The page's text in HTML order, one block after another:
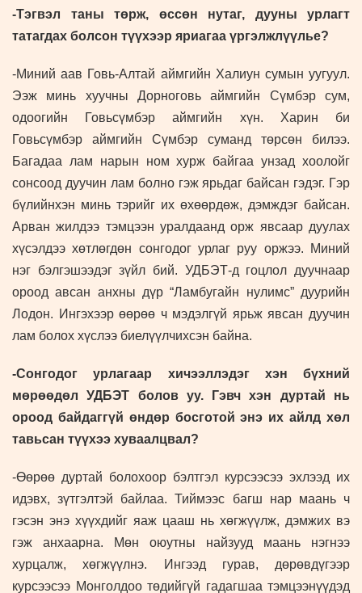
-Тэгвэл таны төрж, өссөн нутаг, дууны урлагт
татагдах болсон түүхээр яриагаа үргэлжлүүлье?
-Миний аав Говь-Алтай аймгийн Халиун сумын уугуул.
Ээж минь хуучны Дорноговь аймгийн Сүмбэр сум,
одоогийн Говьсүмбэр аймгийн хүн. Харин би
Говьсүмбэр аймгийн Сүмбэр суманд төрсөн билээ.
Багадаа лам нарын ном хурж байгаа унзад хоолойг
сонсоод дуучин лам болно гэж ярьдаг байсан гэдэг. Гэр
бүлийнхэн минь тэрийг их өхөөрдөж, дэмждэг байсан.
Арван жилдээ тэмцээн уралдаанд орж явсаар дуулах
хүсэлдээ хөтлөгдөн сонгодог урлаг руу оржээ. Миний
нэг бэлгэшээдэг зүйл бий. УДБЭТ-д гоцлол дуучнаар
ороод авсан анхны дүр “Ламбугайн нулимс” дуурийн
Лодон. Ингэхээр өөрөө ч мэдэлгүй ярьж явсан дуучин
лам болох хүслээ биелүүлчихсэн байна.
-Сонгодог урлагаар хичээллэдэг хэн бүхний
мөрөөдөл УДБЭТ болов уу. Гэвч хэн дуртай нь
ороод байдаггүй өндөр босготой энэ их айлд хөл
тавьсан түүхээ хуваалцвал?
-Өөрөө дуртай болохоор бэлтгэл курсээсээ эхлээд их
идэвх, зүтгэлтэй байлаа. Тиймээс багш нар маань ч
гэсэн энэ хүүхдийг яаж цааш нь хөгжүүлж, дэмжих вэ
гэж анхаарна. Мөн оюутны найзууд маань нэгнээ
хурцалж, хөгжүүлнэ. Ингээд гурав, дөрөвдүгээр
курсээсээ Монголдоо төдийгүй гадагшаа тэмцээнүүдэд